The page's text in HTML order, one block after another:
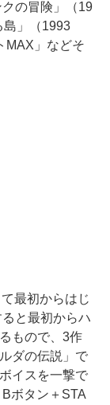
の冒険」（19
島」（1993
MAX」などそ
最初からはじ
と最初からハ
もので、3作
ダの伝説」で
イスを一撃で
ボタン＋STA